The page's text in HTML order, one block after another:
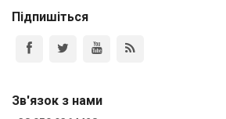
Підпишіться
Зв'язок з нами